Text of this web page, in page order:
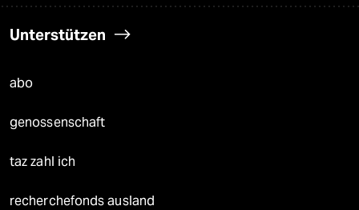
Unterstützen
abo
genossenschaft
taz zahl ich
recherchefonds ausland